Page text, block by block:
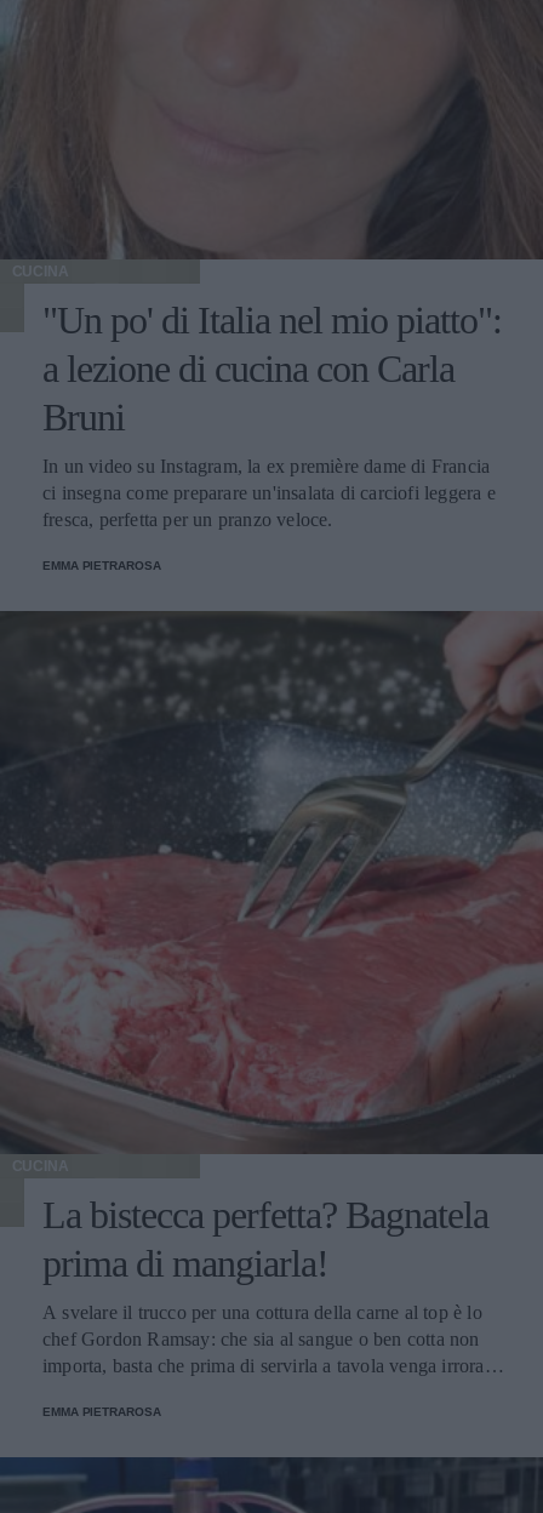
CUCINA
"Un po' di Italia nel mio piatto":
a lezione di cucina con Carla
Bruni
In un video su Instagram, la ex première dame di Francia
ci insegna come preparare un'insalata di carciofi leggera e
fresca, perfetta per un pranzo veloce.
EMMA PIETRAROSA
CUCINA
La bistecca perfetta? Bagnatela
prima di mangiarla!
A svelare il trucco per una cottura della carne al top è lo
chef Gordon Ramsay: che sia al sangue o ben cotta non
importa, basta che prima di servirla a tavola venga irrorata
EMMA PIETRAROSA